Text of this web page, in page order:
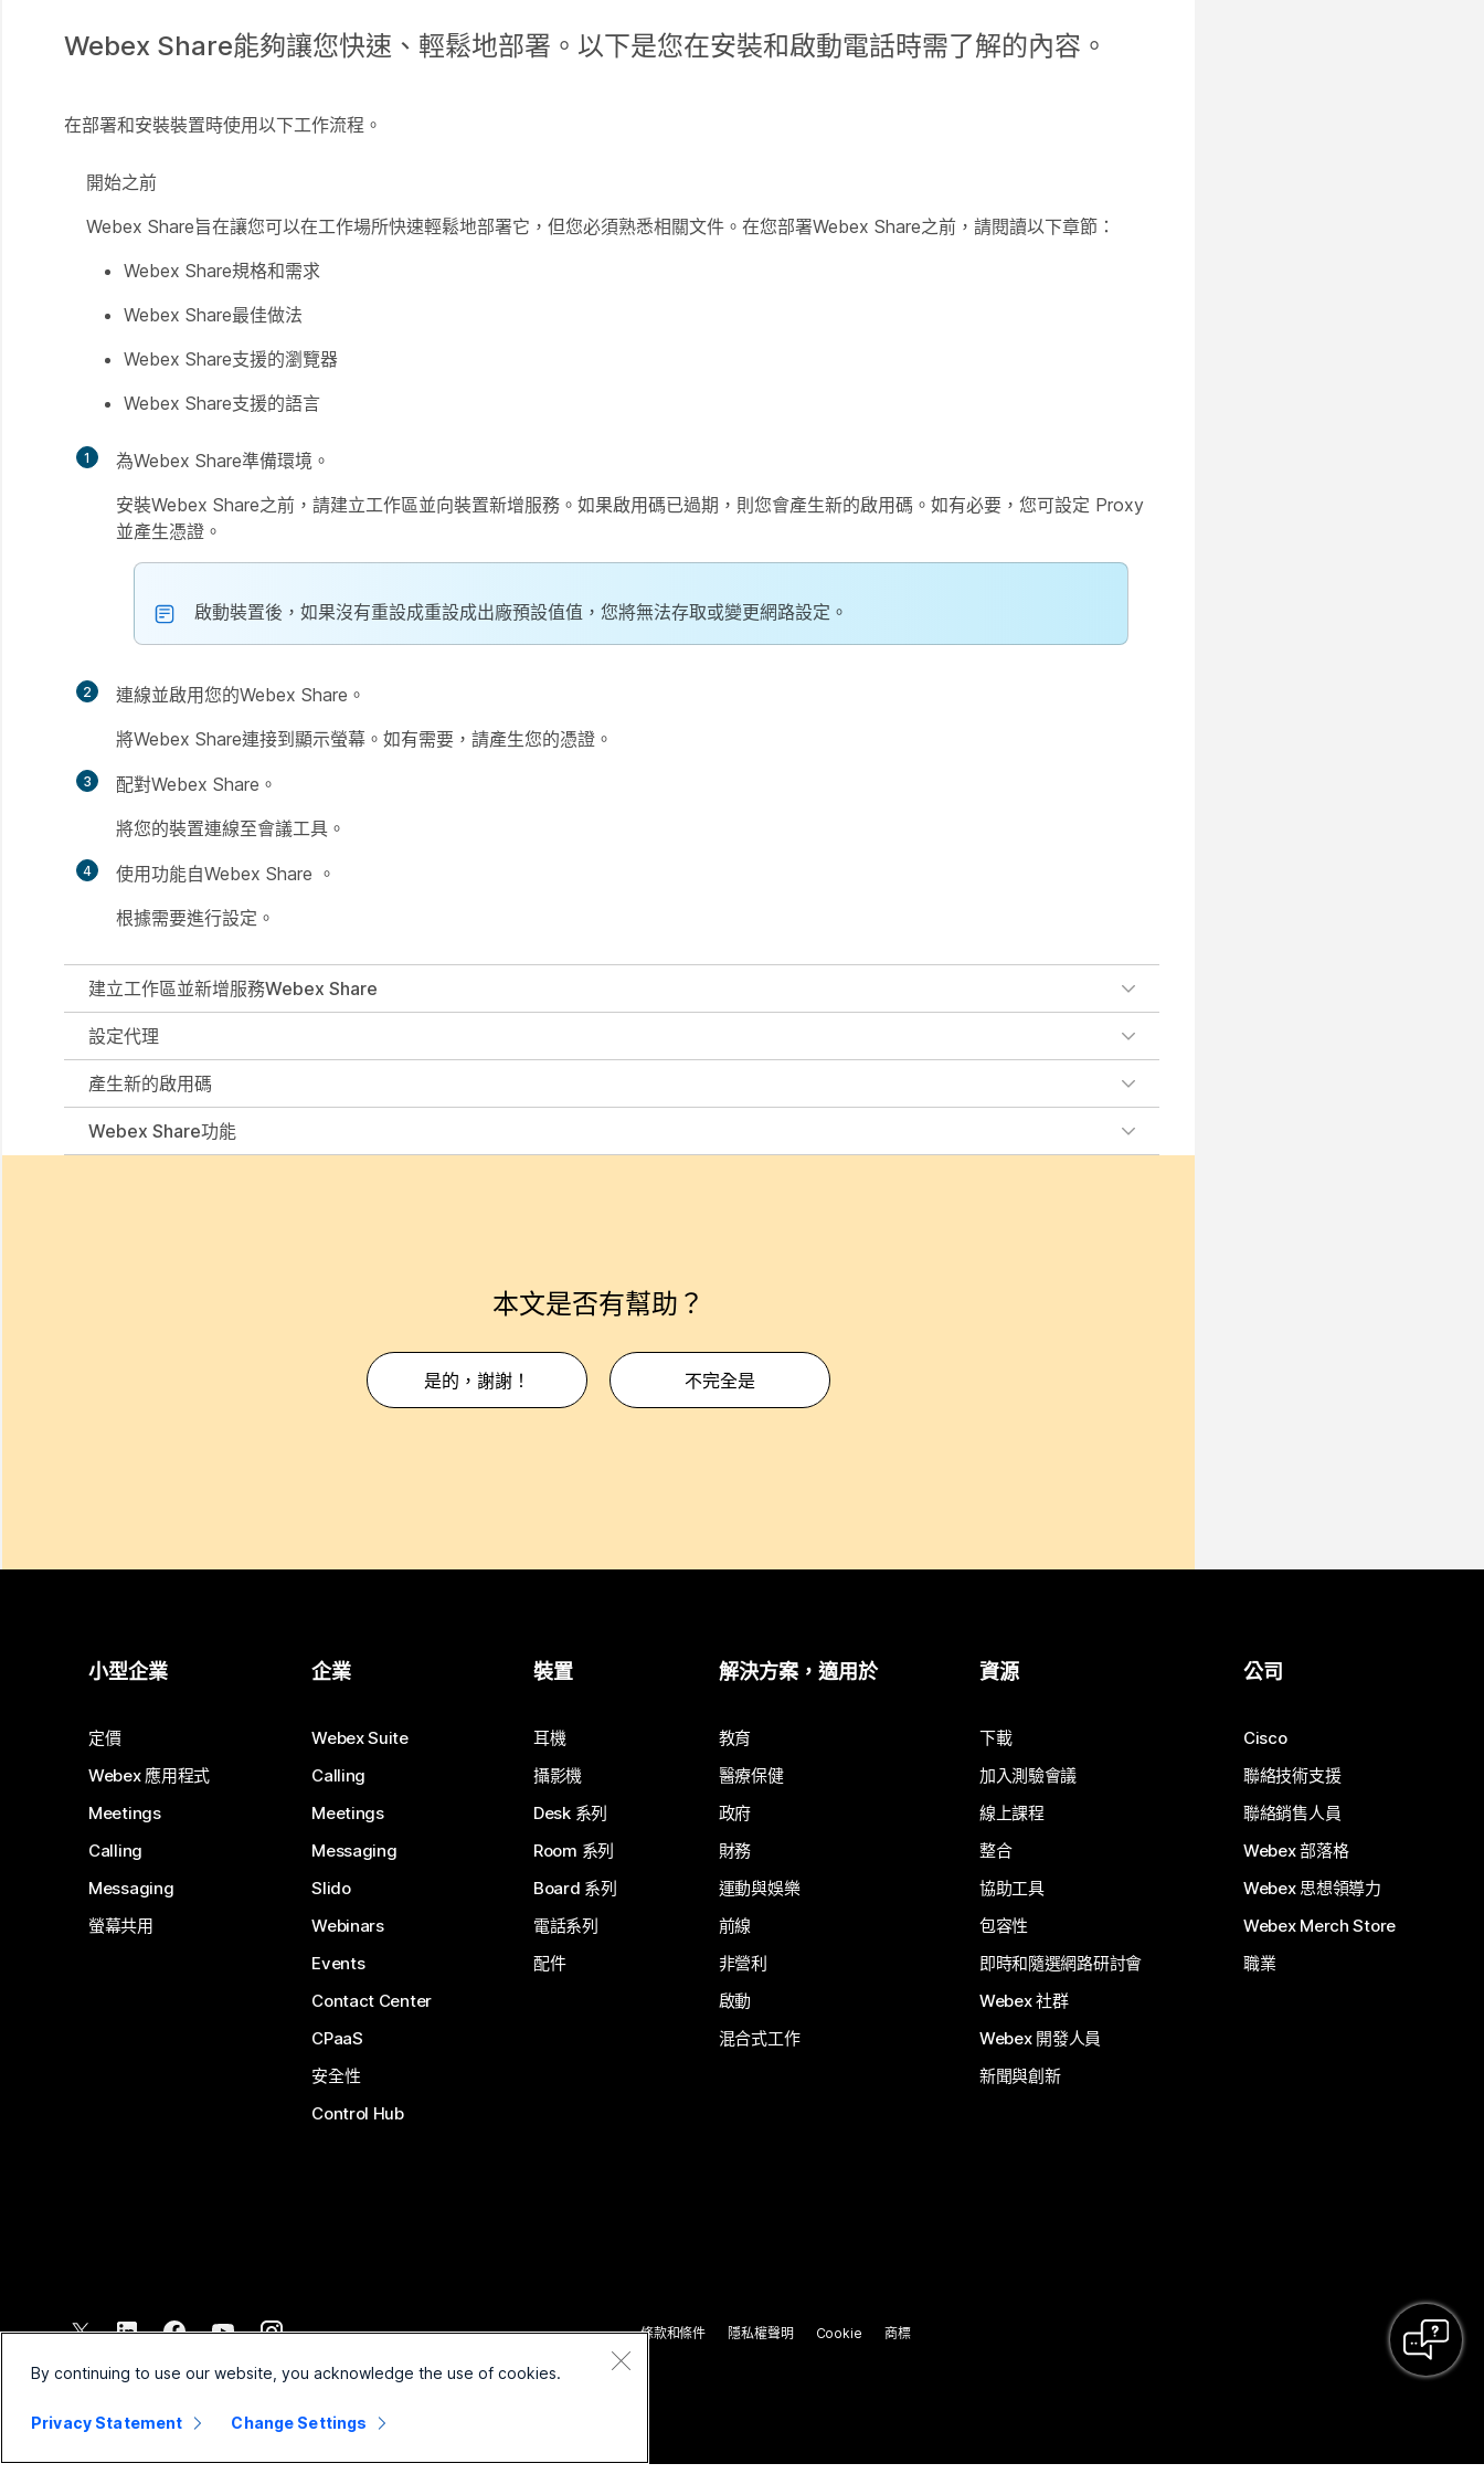
Webex Share能夠讓您快速、輕鬆地部署。以下是您在安裝和啟動電話時需了解的內容。
在部署和安裝裝置時使用以下工作流程。
開始之前
Webex Share旨在讓您可以在工作場所快速輕鬆地部署它，但您必須熟悉相關文件。在您部署Webex Share之前，請閱讀以下章節：
Webex Share規格和需求
Webex Share最佳做法
Webex Share支援的瀏覽器
Webex Share支援的語言
1
為Webex Share準備環境。
安裝Webex Share之前，請建立工作區並向裝置新增服務。如果啟用碼已過期，則您會產生新的啟用碼。如有必要，您可設定 Proxy
並產生憑證。
啟動裝置後，如果沒有重設成重設成出廠預設值值，您將無法存取或變更網路設定。
2
連線並啟用您的Webex Share。
將Webex Share連接到顯示螢幕。如有需要，請產生您的憑證。
3
配對Webex Share。
將您的裝置連線至會議工具。
4
使用功能自Webex Share 。
根據需要進行設定。
建立工作區並新增服務Webex Share
設定代理
產生新的啟用碼
Webex Share功能
本文是否有幫助？
是的，謝謝！ 不完全是
小型企業
定價
Webex 應用程式
Meetings
Calling
Messaging
螢幕共用
企業
Webex Suite
Calling
Meetings
Messaging
Slido
Webinars
Events
Contact Center
CPaaS
安全性
Control Hub
裝置
耳機
攝影機
Desk 系列
Room 系列
Board 系列
電話系列
配件
解決方案，適用於
教育
醫療保健
政府
財務
運動與娛樂
前線
非營利
啟動
混合式工作
資源
下載
加入測驗會議
線上課程
整合
協助工具
包容性
即時和隨選網路研討會
Webex 社群
Webex 開發人員
新聞與創新
公司
Cisco
聯絡技術支援
聯絡銷售人員
Webex 部落格
Webex 思想領導力
Webex Merch Store
職業
2026 Cisco 和/或其子公司。保留所有權利。
條款和條件 隱私權聲明 Cookie 商標
By continuing to use our website, you acknowledge the use of cookies.
Privacy Statement Change Settings